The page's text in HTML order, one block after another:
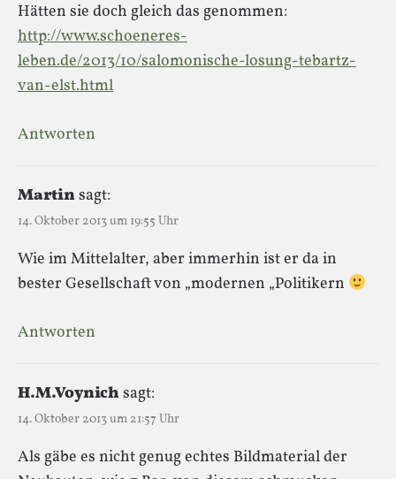
Hätten sie doch gleich das genommen:
http://www.schoeneres-
leben.de/2013/10/salomonische-losung-tebartz-
van-elst.html
Antworten
Martinsagt:
14. Oktober 2013 um 19:55 Uhr
Wie im Mittelalter, aber immerhin ist er da in
bester Gesellschaft von „modernen „Politikern
Antworten
H.M.Voynich sagt:
14. Oktober 2013 um 21:57 Uhr
Als gäbe es nicht genug echtes Bildmaterial der